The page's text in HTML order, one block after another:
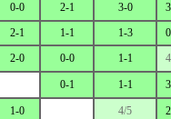
0-0 2-1 3-0
2-1 1-1 1-3
2-0 0-0 1-1
0-1 1-1
1-0 4/5